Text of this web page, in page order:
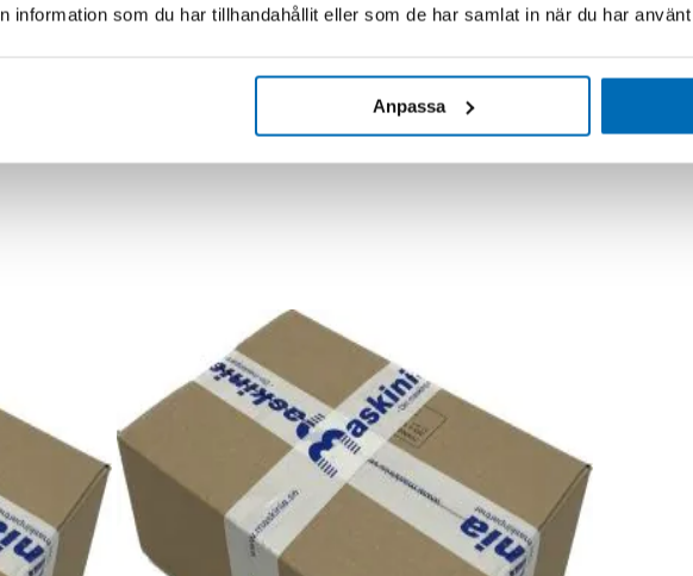
information som du har tillhandahållit eller som de har samlat in när du har
Anpassa